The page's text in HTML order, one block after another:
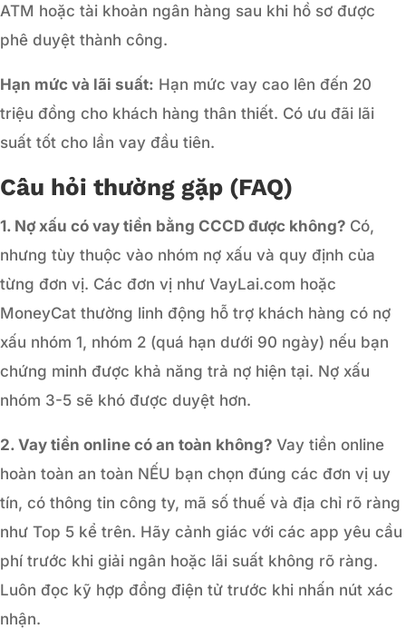
ATM hoặc tài khoản ngân hàng sau khi hồ sơ được
phê duyệt thành công.
Hạn mức và lãi suất: Hạn mức vay cao lên đến 20
triệu đồng cho khách hàng thân thiết. Có ưu đãi lãi
suất tốt cho lần vay đầu tiên.
Câu hỏi thường gặp (FAQ)
1. Nợ xấu có vay tiền bằng CCCD được không? Có,
nhưng tùy thuộc vào nhóm nợ xấu và quy định của
từng đơn vị. Các đơn vị như VayLai.com hoặc
MoneyCat thường linh động hỗ trợ khách hàng có nợ
xấu nhóm 1, nhóm 2 (quá hạn dưới 90 ngày) nếu bạn
chứng minh được khả năng trả nợ hiện tại. Nợ xấu
nhóm 3-5 sẽ khó được duyệt hơn.
2. Vay tiền online có an toàn không? Vay tiền online
hoàn toàn an toàn NẾU bạn chọn đúng các đơn vị uy
tín, có thông tin công ty, mã số thuế và địa chỉ rõ ràng
như Top 5 kể trên. Hãy cảnh giác với các app yêu cầu
phí trước khi giải ngân hoặc lãi suất không rõ ràng.
Luôn đọc kỹ hợp đồng điện tử trước khi nhấn nút xác
nhận.